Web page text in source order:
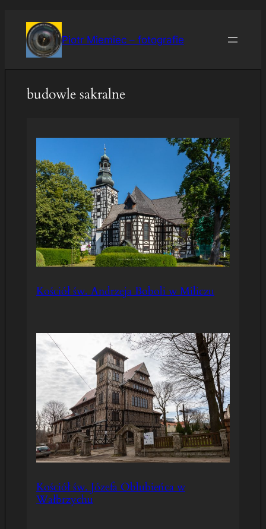
treści
Piotr Miemiec – fotografie
budowle sakralne
Kościół św. Andrzeja Boboli w Miliczu
Kościół św. Józefa Oblubieńca w
Wałbrzychu